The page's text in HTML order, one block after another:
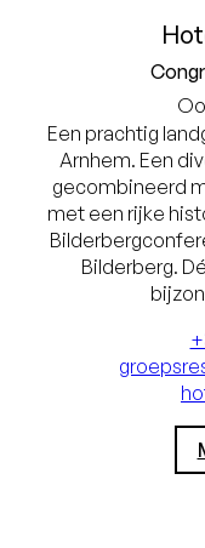
Een prachtig
Arnhem. Een
gecombineerd
met een rijke
Bilderberg.